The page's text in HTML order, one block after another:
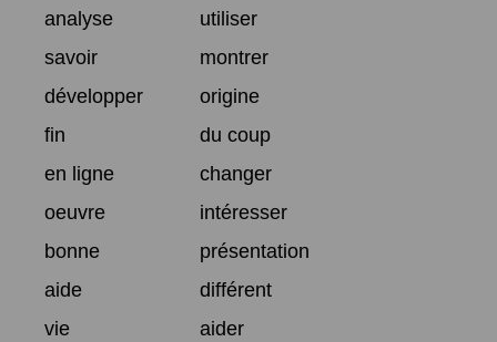
analyse
utiliser
savoir
montrer
développer
origine
fin
du coup
en ligne
changer
oeuvre
intéresser
bonne
présentation
aide
différent
vie
aider